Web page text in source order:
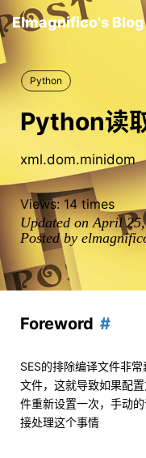
Elmagnifico's Blog
Python
Python读
xml.dom.minidom
Views:14times
Updated on April
Posted by
Foreword
SES的排除编译文件非
文件，这就导致如果配
件重新设置一次，手动
接处理这个事情